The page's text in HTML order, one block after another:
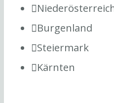
Burgenland
Steiermark
Kärnten